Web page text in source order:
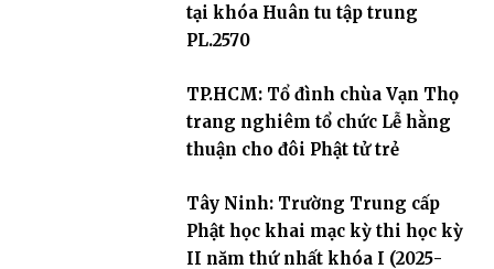
tại khóa Huân tu tập trung
PL.2570
TP.HCM: Tổ đình chùa Vạn Thọ
trang nghiêm tổ chức Lễ hằng
thuận cho đôi Phật tử trẻ
Tây Ninh: Trường Trung cấp
Phật học khai mạc kỳ thi học kỳ
II năm thứ nhất khóa I (2025-